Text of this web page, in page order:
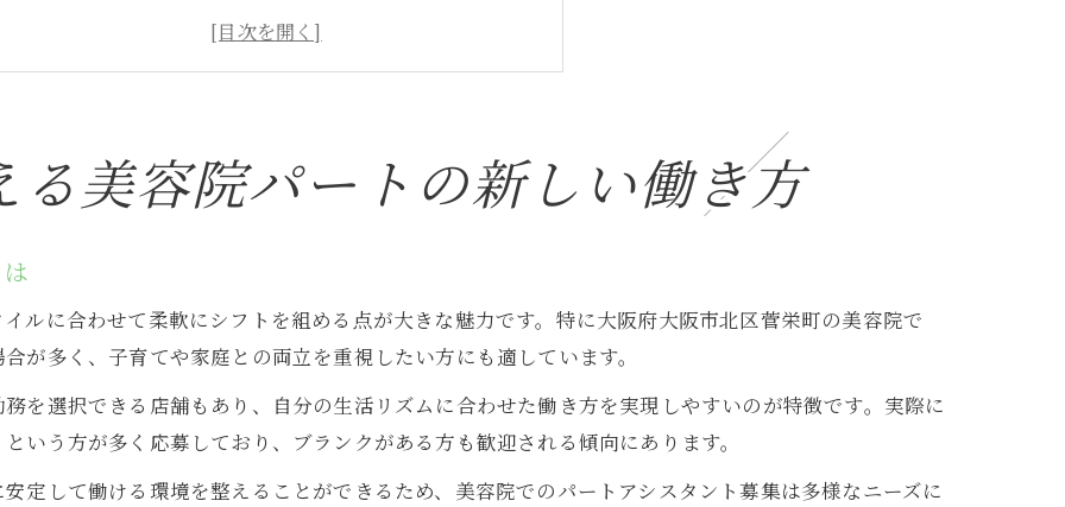
美容院勤務で感じる働きやすさのポイント
パート募集で美容院が注目される理由を解説
美容院アシスタント募集の最新動向を紹介
応募前に知るべき美容院パートの勤務環境
美容院アシスタント募集の選び方と比較ポイント
柔軟なシフトで働きやすい美容院の魅力
美容院パートの柔軟なシフト制度の特徴解説
美容院でのシフト制がもたらす働きやすさ
美容院パートの新しい働き方
ルに合わせて柔軟にシフトを組める点が大きな魅力です。特に大阪府大阪市北区菅栄町の美容院で
が多く、子育てや家庭との両立を重視したい方にも適しています。
を選択できる店舗もあり、自分の生活リズムに合わせた働き方を実現しやすいのが特徴です。実際に
いう方が多く応募しており、ブランクがある方も歓迎される傾向にあります。
定して働ける環境を整えることができるため、美容院でのパートアシスタント募集は多様なニーズに